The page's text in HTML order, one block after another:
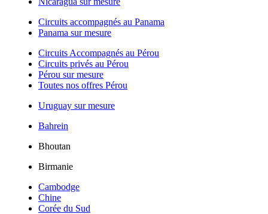
Circuits accompagnés au Panama
Panama sur mesure
Circuits Accompagnés au Pérou
Circuits privés au Pérou
Pérou sur mesure
Toutes nos offres Pérou
Uruguay sur mesure
Bahrein
Bhoutan
Birmanie
Cambodge
Chine
Corée du Sud